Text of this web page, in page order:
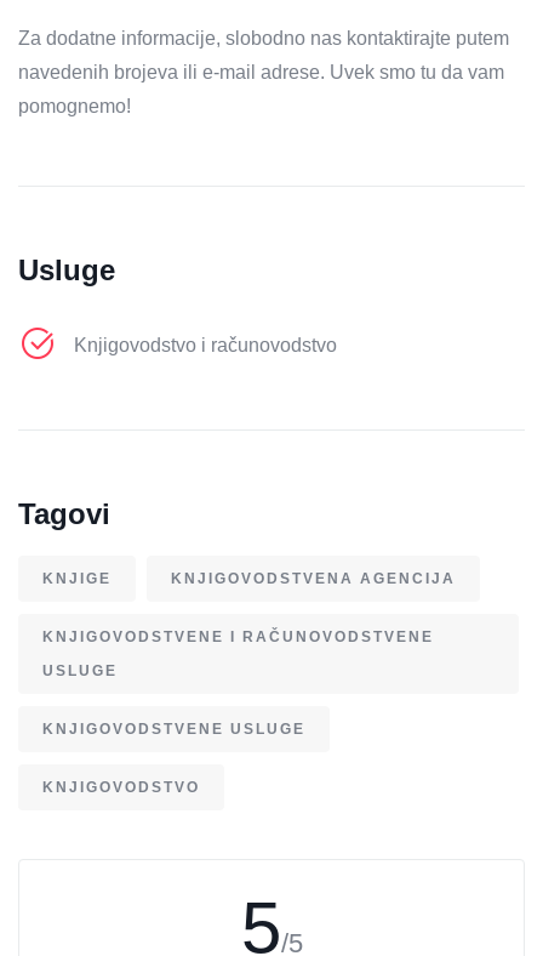
Za dodatne informacije, slobodno nas kontaktirajte putem
navedenih brojeva ili e-mail adrese. Uvek smo tu da vam
pomognemo!
Usluge
Knjigovodstvo i računovodstvo
Tagovi
KNJIGE KNJIGOVODSTVENA AGENCIJA
KNJIGOVODSTVENE I RAČUNOVODSTVENE
USLUGE
KNJIGOVODSTVENE USLUGE
KNJIGOVODSTVO
5/5